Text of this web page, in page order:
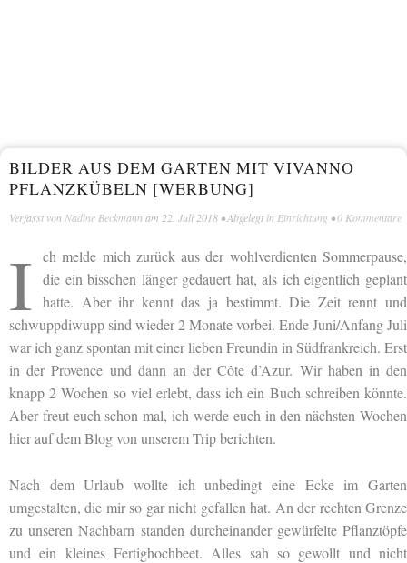
BILDER AUS DEM GARTEN MIT VIVANNO
PFLANZKÜBELN [WERBUNG]
Verfasst von Nadine Beckmann am 22. Juli 2018 • Abgelegt in Einrichtung •0 Kommentare
I ch melde mich zurück aus der wohlverdienten Sommerpause,
die ein bisschen länger gedauert hat, als ich eigentlich geplant
hatte. Aber ihr kennt das ja bestimmt. Die Zeit rennt und
schwuppdiwupp sind wieder 2 Monate vorbei. Ende Juni/Anfang Juli
war ich ganz spontan mit einer lieben Freundin in Südfrankreich. Erst
in der Provence und dann an der Côte d’Azur. Wir haben in den
knapp 2 Wochen so viel erlebt, dass ich ein Buch schreiben könnte.
Aber freut euch schon mal, ich werde euch in den nächsten Wochen
hier auf dem Blog von unserem Trip berichten.
Nach dem Urlaub wollte ich unbedingt eine Ecke im Garten
umgestalten, die mir so gar nicht gefallen hat. An der rechten Grenze
zu unseren Nachbarn standen durcheinander gewürfelte Pflanztöpfe
und ein kleines Fertighochbeet. Alles sah so gewollt und nicht